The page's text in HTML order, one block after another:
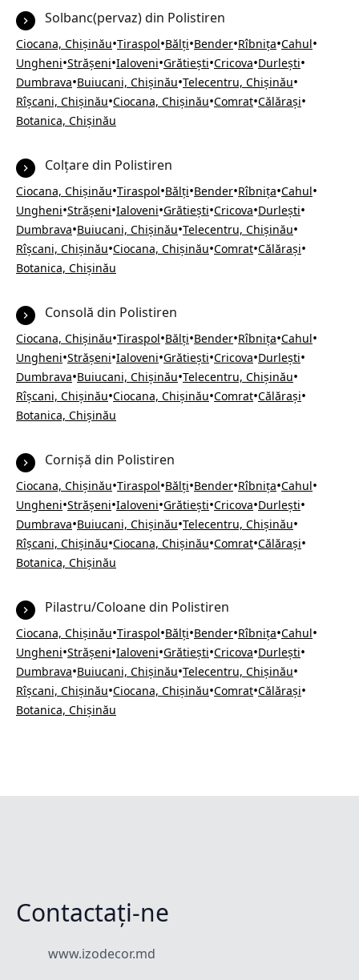
Solbanc(pervaz) din Polistiren
Ciocana, Chișinău•Tiraspol•Bălți•Bender•Rîbnița•Cahul•
Ungheni•Strășeni•Ialoveni•Grătiești•Cricova•Durlești•
Dumbrava•Buiucani, Chișinău•Telecentru, Chișinău•
Rîșcani, Chișinău•Ciocana, Chișinău•Comrat•Călărași•
Botanica, Chișinău
Colțare din Polistiren
Ciocana, Chișinău•Tiraspol•Bălți•Bender•Rîbnița•Cahul•
Ungheni•Strășeni•Ialoveni•Grătiești•Cricova•Durlești•
Dumbrava•Buiucani, Chișinău•Telecentru, Chișinău•
Rîșcani, Chișinău•Ciocana, Chișinău•Comrat•Călărași•
Botanica, Chișinău
Consolă din Polistiren
Ciocana, Chișinău•Tiraspol•Bălți•Bender•Rîbnița•Cahul•
Ungheni•Strășeni•Ialoveni•Grătiești•Cricova•Durlești•
Dumbrava•Buiucani, Chișinău•Telecentru, Chișinău•
Rîșcani, Chișinău•Ciocana, Chișinău•Comrat•Călărași•
Botanica, Chișinău
Cornișă din Polistiren
Ciocana, Chișinău•Tiraspol•Bălți•Bender•Rîbnița•Cahul•
Ungheni•Strășeni•Ialoveni•Grătiești•Cricova•Durlești•
Dumbrava•Buiucani, Chișinău•Telecentru, Chișinău•
Rîșcani, Chișinău•Ciocana, Chișinău•Comrat•Călărași•
Botanica, Chișinău
Pilastru/Coloane din Polistiren
Ciocana, Chișinău•Tiraspol•Bălți•Bender•Rîbnița•Cahul•
Ungheni•Strășeni•Ialoveni•Grătiești•Cricova•Durlești•
Dumbrava•Buiucani, Chișinău•Telecentru, Chișinău•
Rîșcani, Chișinău•Ciocana, Chișinău•Comrat•Călărași•
Botanica, Chișinău
Contactați-ne
www.izodecor.md